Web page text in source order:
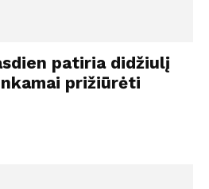
patiria didžiulį
prižiūrėti